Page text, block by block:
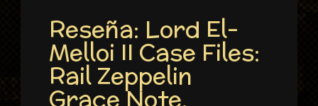
Reseña: Lord El-
Melloi II Case Files:
Rail Zeppelin
Grace Note.